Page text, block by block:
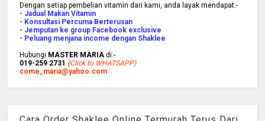
Dengan setiap pembelian vitamin dari kami, anda layak mendapat:-
- Jadual Makan Vitamin
- Konsultasi Percuma Berterusan
- Jemputan ke group Facebook exclusive
- Peluang menjana income dengan Shaklee
Hubungi MASTER MARIA di:-
019-259 2731 (Click to WHATSAPP)
come_maria@yahoo.com